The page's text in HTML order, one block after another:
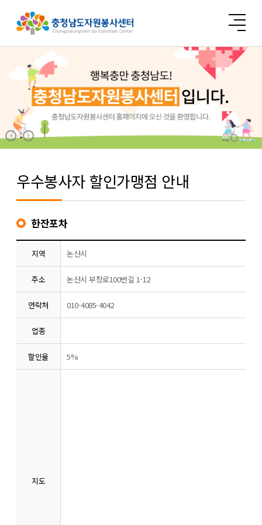
우수봉사자 할인가맹점 안내
한잔포차
지역 논산시
주소 논산시 부창로100번길 1-12
연락처 010-4085-4042
업종
할인율 5%
지도